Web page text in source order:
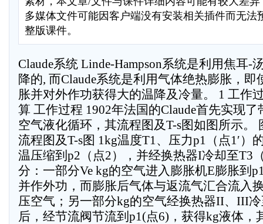
多媒体文件可能因客户端没有安装相关插件而无法
整版课件。
Claude系统 Linde-Hampson系统是利用焦耳-
降的, 而Claude系统是利用气体绝热膨胀，
胀并对外作功获得大的温降及冷量。 1 工作
算 工作过程 1902年法国的Claude首先实现
空气液化循环，其流程图及T-s图如图所示。
流程图及T-s图 1kg温度T1、压力p1（点1′）
温压缩到p2（点2），并经换热器I冷却至T3
分：一部分Ve kg的空气进入膨胀机E膨胀到
并作外功，而膨胀后气体与返流气汇合流入
压空气；另一部分kg的空气经换热器II、III
后，经节流阀节流到p1(点6)，获得kg液体，